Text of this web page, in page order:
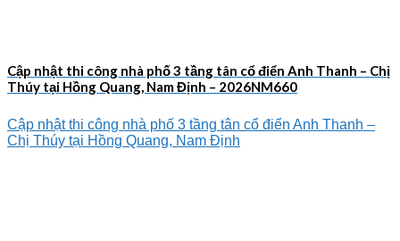
Cập nhật thi công nhà phố 3 tầng tân cổ điển Anh Thanh – Chị
Thúy tại Hồng Quang, Nam Định – 2026NM660
Cập nhật thi công nhà phố 3 tầng tân cổ điển Anh Thanh –
Chị Thúy tại Hồng Quang, Nam Định